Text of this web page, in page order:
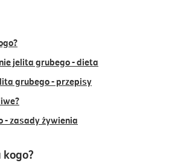
jelita grubego - dieta
grubego - przepisy
- zasady żywienia